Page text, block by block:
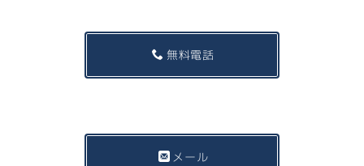
無料電話
メール